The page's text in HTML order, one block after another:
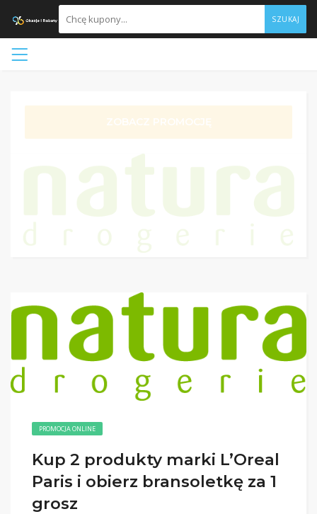
SZUKAJ
ZOBACZ PROMOCJĘ
PROMOCJA ONLINE
Kup 2 produkty marki L’Oreal
Paris i obierz bransoletkę za 1
grosz